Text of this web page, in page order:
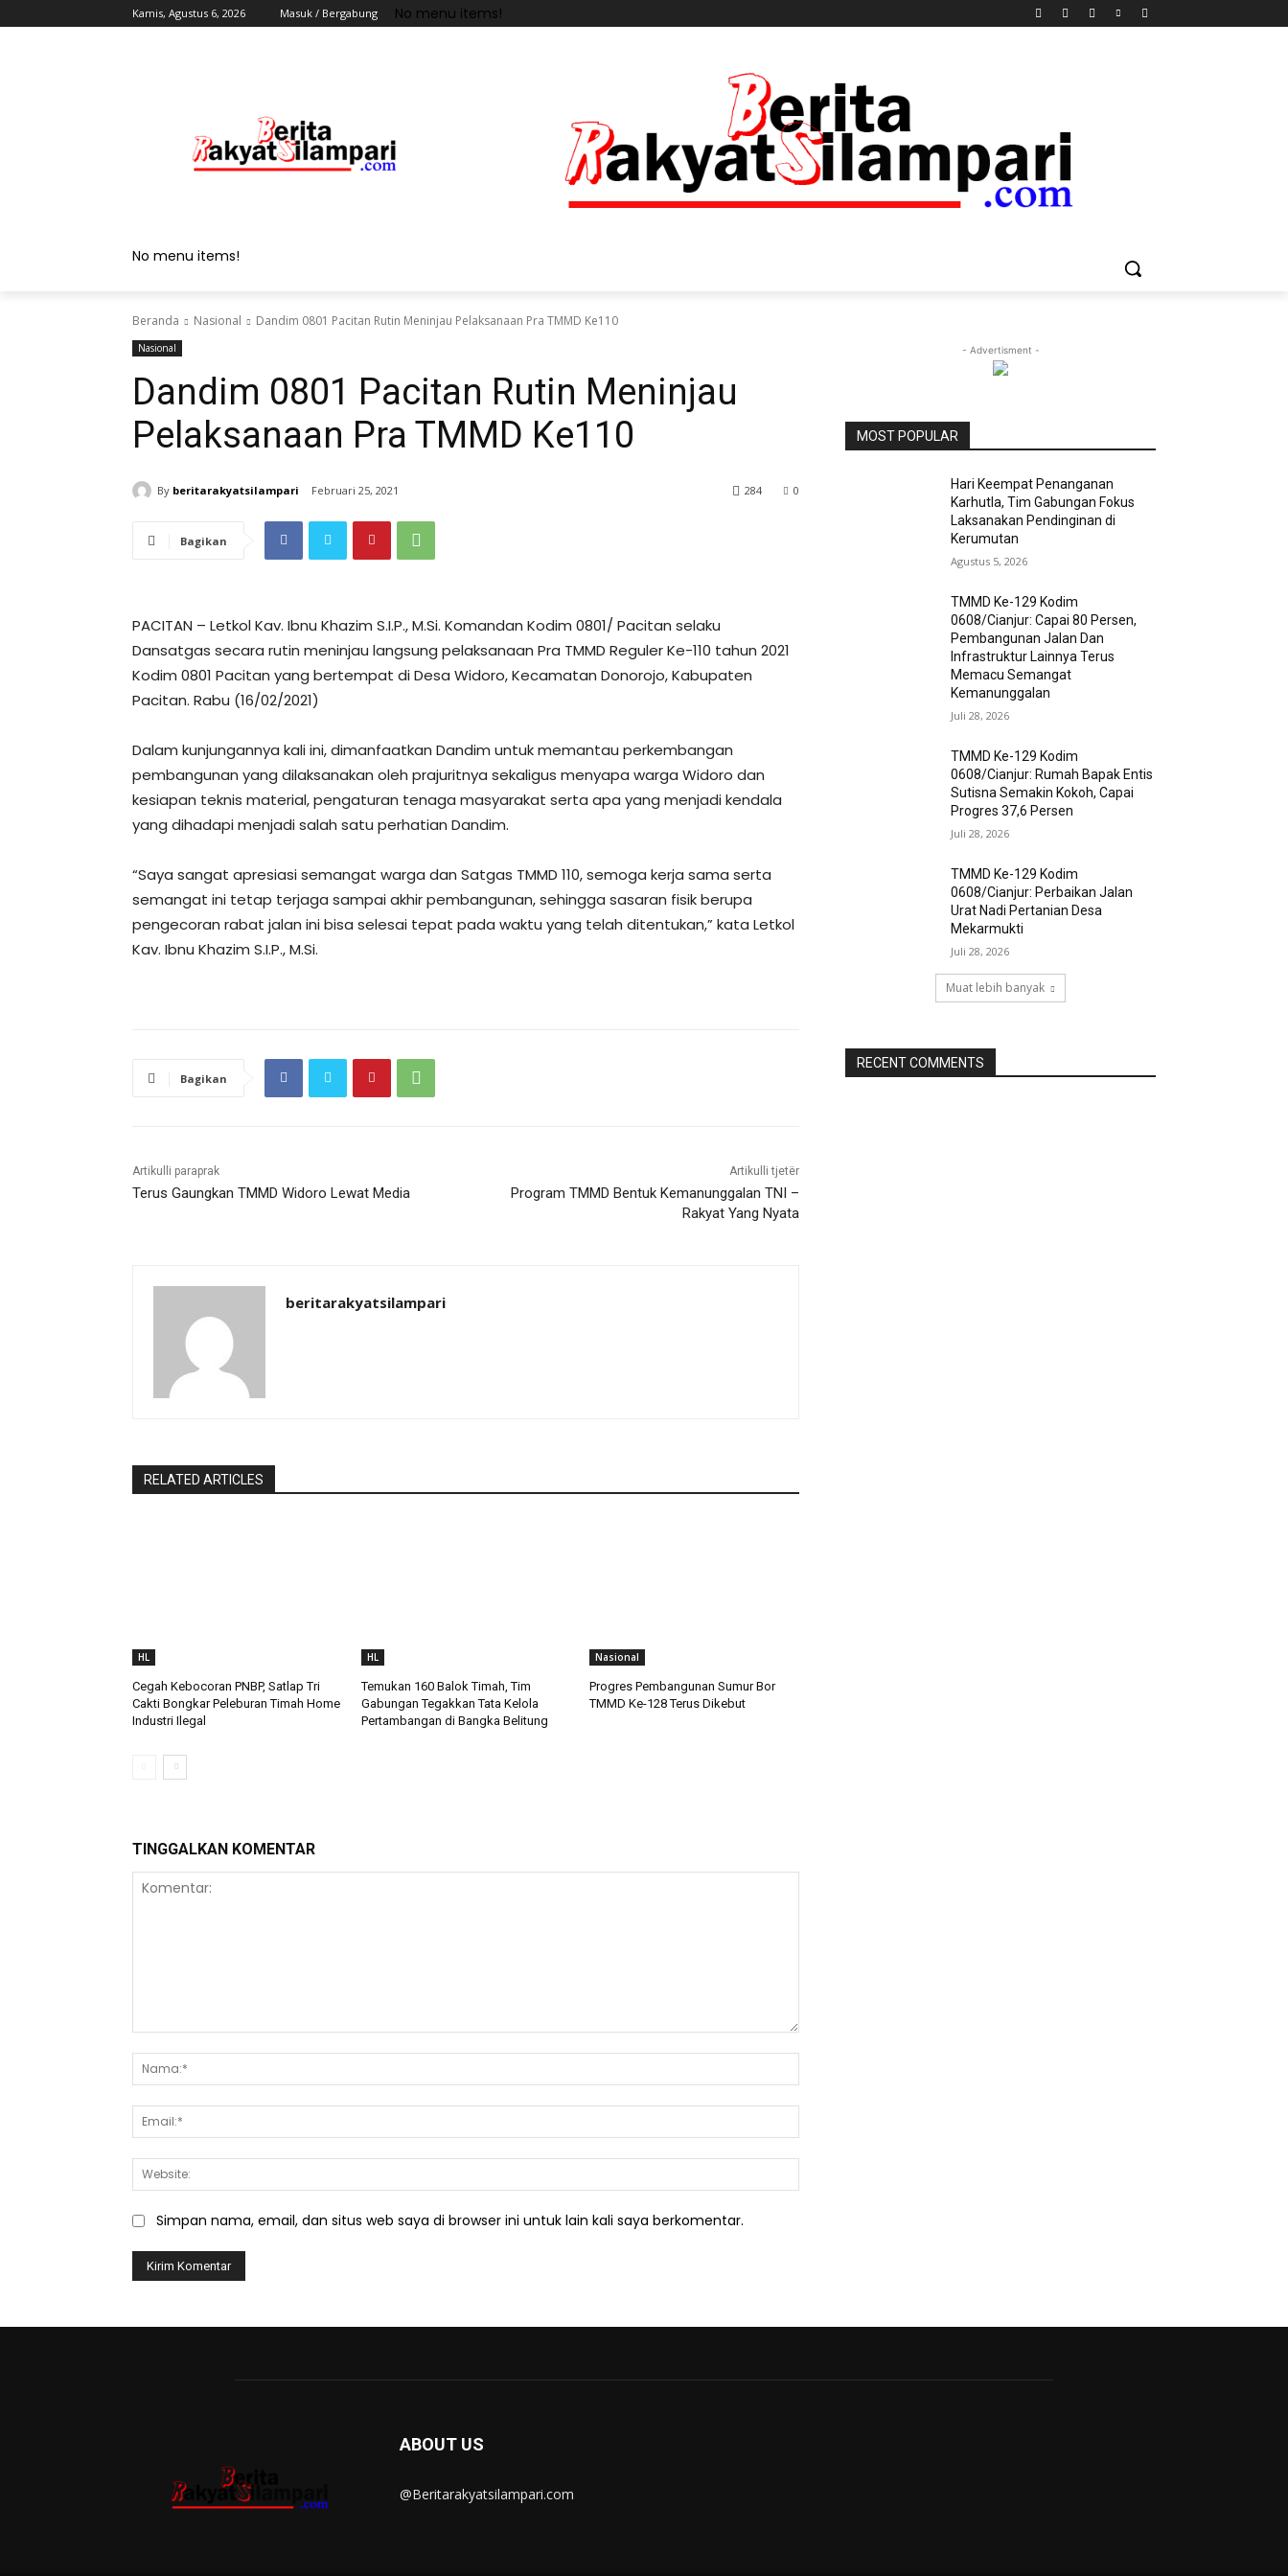
Kamis, Agustus 6, 2026 Masuk / Bergabung No menu items!
No menu items!
Beranda Nasional Dandim 0801 Pacitan Rutin Meninjau Pelaksanaan Pra TMMD Ke110
Nasional
Dandim 0801 Pacitan Rutin Meninjau
Pelaksanaan Pra TMMD Ke110
By beritarakyatsilampari Februari 25, 2021 0
284
Bagikan
PACITAN – Letkol Kav. Ibnu Khazim S.I.P., M.Si. Komandan Kodim 0801/ Pacitan selaku
Dansatgas secara rutin meninjau langsung pelaksanaan Pra TMMD Reguler Ke-110 tahun 2021
Kodim 0801 Pacitan yang bertempat di Desa Widoro, Kecamatan Donorojo, Kabupaten
Pacitan. Rabu (16/02/2021)
Dalam kunjungannya kali ini, dimanfaatkan Dandim untuk memantau perkembangan
pembangunan yang dilaksanakan oleh prajuritnya sekaligus menyapa warga Widoro dan
kesiapan teknis material, pengaturan tenaga masyarakat serta apa yang menjadi kendala
yang dihadapi menjadi salah satu perhatian Dandim.
“Saya sangat apresiasi semangat warga dan Satgas TMMD 110, semoga kerja sama serta
semangat ini tetap terjaga sampai akhir pembangunan, sehingga sasaran fisik berupa
pengecoran rabat jalan ini bisa selesai tepat pada waktu yang telah ditentukan,” kata Letkol
Kav. Ibnu Khazim S.I.P., M.Si.
Bagikan
Artikulli paraprak
Terus Gaungkan TMMD Widoro Lewat Media
Artikulli tjetër
Program TMMD Bentuk Kemanunggalan TNI –
Rakyat Yang Nyata
beritarakyatsilampari
RELATED ARTICLES
HL
Cegah Kebocoran PNBP, Satlap Tri
Cakti Bongkar Peleburan Timah Home
Industri Ilegal
HL
Temukan 160 Balok Timah, Tim
Gabungan Tegakkan Tata Kelola
Pertambangan di Bangka Belitung
Nasional
Progres Pembangunan Sumur Bor
TMMD Ke-128 Terus Dikebut
TINGGALKAN KOMENTAR
Simpan nama, email, dan situs web saya di browser ini untuk lain kali saya berkomentar.
- Advertisment -
MOST POPULAR
Hari Keempat Penanganan
Karhutla, Tim Gabungan Fokus
Laksanakan Pendinginan di
Kerumutan
Agustus 5, 2026
TMMD Ke-129 Kodim
0608/Cianjur: Capai 80 Persen,
Pembangunan Jalan Dan
Infrastruktur Lainnya Terus
Memacu Semangat
Kemanunggalan
Juli 28, 2026
TMMD Ke-129 Kodim
0608/Cianjur: Rumah Bapak Entis
Sutisna Semakin Kokoh, Capai
Progres 37,6 Persen
Juli 28, 2026
TMMD Ke-129 Kodim
0608/Cianjur: Perbaikan Jalan
Urat Nadi Pertanian Desa
Mekarmukti
Juli 28, 2026
Muat lebih banyak
RECENT COMMENTS
ABOUT US
@Beritarakyatsilampari.com